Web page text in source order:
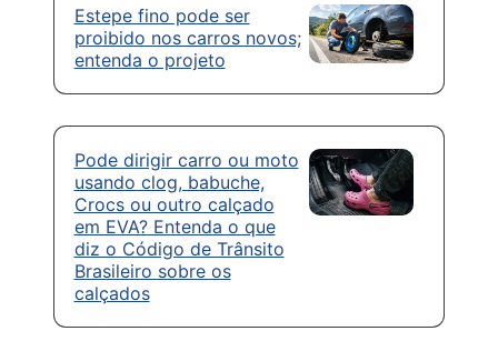
Estepe fino pode ser
proibido nos carros novos;
entenda o projeto
Pode dirigir carro ou moto
usando clog, babuche,
Crocs ou outro calçado
em EVA? Entenda o que
diz o Código de Trânsito
Brasileiro sobre os
calçados